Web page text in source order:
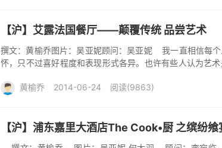
【沪】艾露法国餐厅——颠覆传统 品尝艺术
撰文：黄榆乔图片：吴亚妮顾问：吴亚妮 我一直相信每
怀，只不过喜好程度和表现形式各异。也许有些人认为艺
黄榆乔 2014-06-24 阅读(9863)
【沪】浦东嘉里大酒店The Cook•厨 之缤纷飨